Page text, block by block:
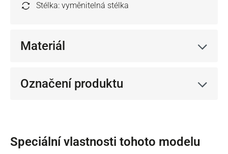
Stélka: vyměnitelná stélka
Materiál
Označení produktu
Speciální vlastnosti tohoto modelu